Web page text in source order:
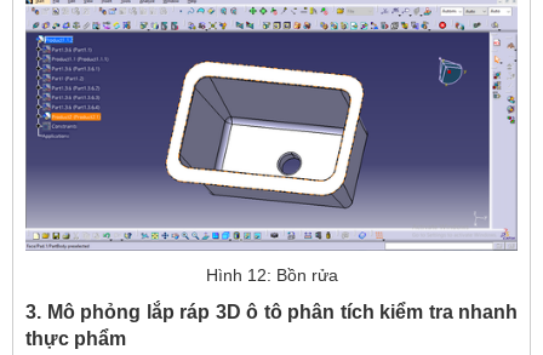
Hình 12: Bồn rửa
3. Mô phỏng lắp ráp 3D ô tô phân tích kiểm tra nhanh
thực phẩm